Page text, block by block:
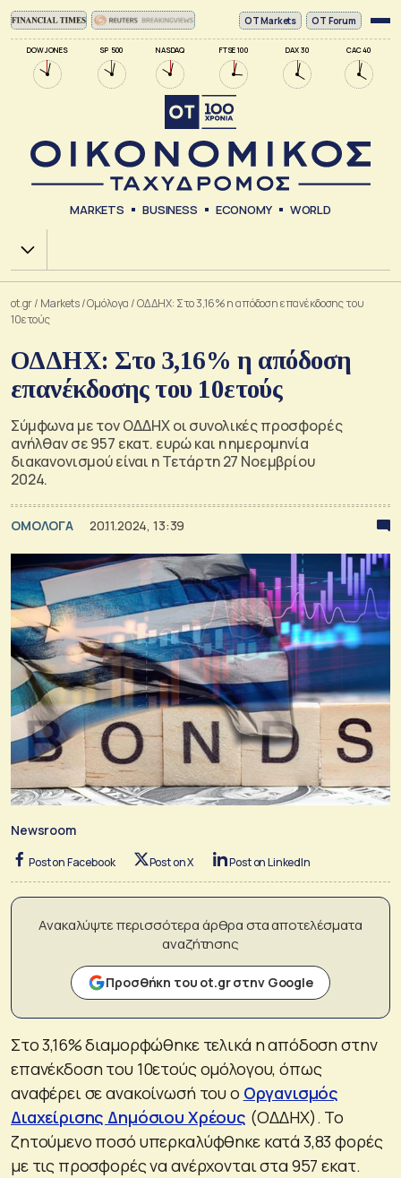
DOW JONES SP 500 NASDAQ FTSE 100 DAX 30 CAC 40
ΟΤ Markets OT Forum
MARKETS BUSINESS ECONOMY WORLD
Χ.Α.
ot.gr/ Markets/Ομόλογα /ΟΔΔΗΧ: Στο 3,16% η απόδοση επανέκδοσης του
10ετούς
ΟΔΔΗΧ: Στο 3,16% η απόδοση
επανέκδοσης του 10ετούς
Σύμφωνα με τον ΟΔΔΗΧ οι συνολικές προσφορές
ανήλθαν σε 957 εκατ. ευρώ και η ημερομηνία
διακανονισμού είναι η Τετάρτη 27 Νοεμβρίου
2024.
ΟΜΟΛΟΓΑ 20.11.2024, 13:39
Newsroom
Post on Facebook Post on X Post on LinkedIn
Ανακαλύψτε περισσότερα άρθρα στα αποτελέσματα
αναζήτησης
Προσθήκη του ot.gr στην Google
Στο 3,16% διαμορφώθηκε τελικά η απόδοση στην
επανέκδοση του 10ετούς ομόλογου, όπως
αναφέρει σε ανακοίνωσή του ο Οργανισμός
Διαχείρισης Δημόσιου Χρέους (ΟΔΔΗΧ). Το
ζητούμενο ποσό υπερκαλύφθηκε κατά 3,83 φορές
με τις προσφορές να ανέρχονται στα 957 εκατ.